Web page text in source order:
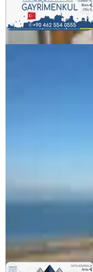
Ara